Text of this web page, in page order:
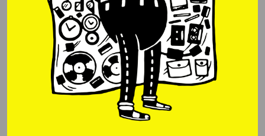
Cantidad
+